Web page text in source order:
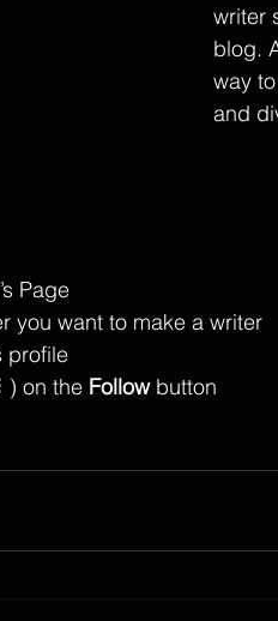
writer
blog.
way
and
Page
you want to make a writer
profile
on the Follow button